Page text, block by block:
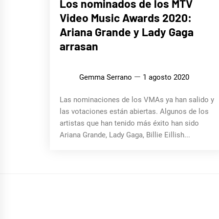
Los nominados de los MTV
Video Music Awards 2020:
Ariana Grande y Lady Gaga
arrasan
Gemma Serrano 1 agosto 2020
Las nominaciones de los VMAs ya han salido y
las votaciones están abiertas. Algunos de los
artistas que han tenido más éxito han sido
Ariana Grande, Lady Gaga, Billie Eillish...